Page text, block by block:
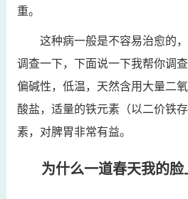
重。
这种病一般是不容易治愈的
调查一下，下面说一下我帮你调
偏碱性，低温，天然含用大量二
酸盐，适量的铁元素（以二价铁
素，对脾胃非常有益。
为什么一道春天我的